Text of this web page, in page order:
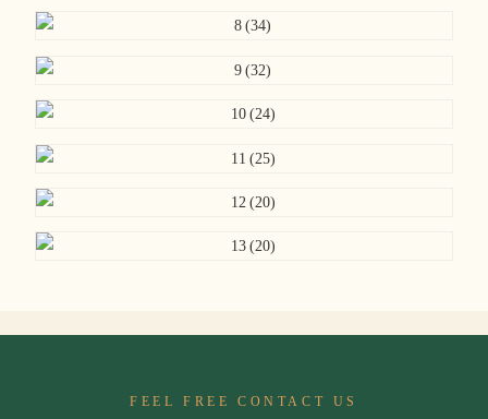
FEEL FREE CONTACT US